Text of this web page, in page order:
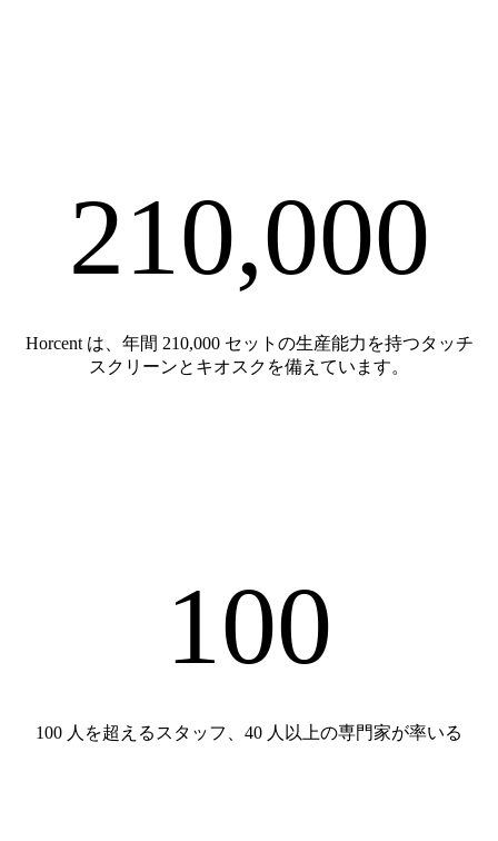
210,000
Horcent は、年間 210,000 セットの生産能力を持つタッチ
スクリーンとキオスクを備えています。
100
100 人を超えるスタッフ、40 人以上の専門家が率いる